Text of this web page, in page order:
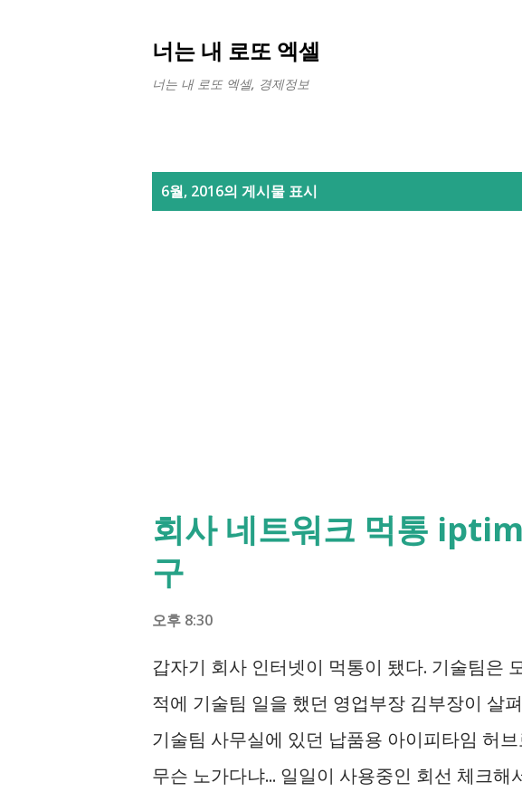
너는 내 로또 엑셀
너는 내 로또 엑셀, 경제정보
6월, 2016의 게시물 표시
회사 네트워크 먹통
구
오후 8:30
갑자기 회사 인터넷이 먹통이 됐다. 기술팀은
적에 기술팀 일을 했던 영업부장 김부장이 살
기술팀 사무실에 있던 납품용 아이피타임 허
무슨 노가다냐... 일일이 사용중인 회선 체크해